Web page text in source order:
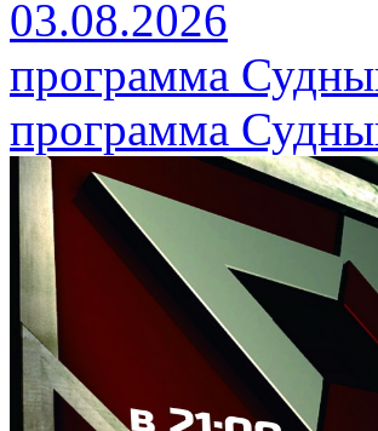
03.08.2026
программа
программа